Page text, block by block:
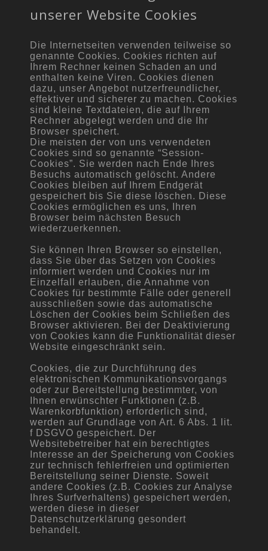
unserer Website Cookies
Die Internetseiten verwenden teilweise so
genannte Cookies. Cookies richten auf
Ihrem Rechner keinen Schaden an und
enthalten keine Viren. Cookies dienen
dazu, unser Angebot nutzerfreundlicher,
effektiver und sicherer zu machen. Cookies
sind kleine Textdateien, die auf Ihrem
Rechner abgelegt werden und die Ihr
Browser speichert.
Die meisten der von uns verwendeten
Cookies sind so genannte “Session-
Cookies”. Sie werden nach Ende Ihres
Besuchs automatisch gelöscht. Andere
Cookies bleiben auf Ihrem Endgerät
gespeichert bis Sie diese löschen. Diese
Cookies ermöglichen es uns, Ihren
Browser beim nächsten Besuch
wiederzuerkennen.
Sie können Ihren Browser so einstellen,
dass Sie über das Setzen von Cookies
informiert werden und Cookies nur im
Einzelfall erlauben, die Annahme von
Cookies für bestimmte Fälle oder generell
ausschließen sowie das automatische
Löschen der Cookies beim Schließen des
Browser aktivieren. Bei der Deaktivierung
von Cookies kann die Funktionalität dieser
Website eingeschränkt sein.
Cookies, die zur Durchführung des
elektronischen Kommunikationsvorgangs
oder zur Bereitstellung bestimmter, von
Ihnen erwünschter Funktionen (z.B.
Warenkorbfunktion) erforderlich sind,
werden auf Grundlage von Art. 6 Abs. 1 lit.
f DSGVO gespeichert. Der
Websitebetreiber hat ein berechtigtes
Interesse an der Speicherung von Cookies
zur technisch fehlerfreien und optimierten
Bereitstellung seiner Dienste. Soweit
andere Cookies (z.B. Cookies zur Analyse
Ihres Surfverhaltens) gespeichert werden,
werden diese in dieser
Datenschutzerklärung gesondert
behandelt.